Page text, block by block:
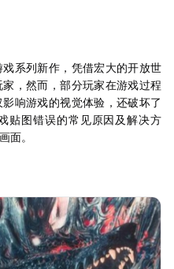
戏系列新作，凭借宏大的开放世
，然而，部分玩家在游戏过程
响游戏的视觉体验，还破坏了
贴图错误的常见原因及解决方
面。